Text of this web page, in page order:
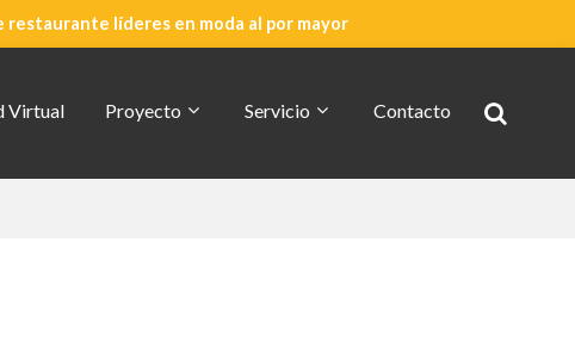
restaurante líderes en moda al por mayor
Virtual Proyecto Servicio Contacto